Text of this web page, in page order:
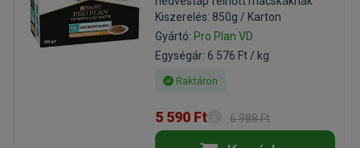
Kiszerelés: 850g / Karton
Gyártó: Pro Plan VD
Egységár: 6 576 Ft / kg
Raktáron
5 590 Ft 6 988 Ft